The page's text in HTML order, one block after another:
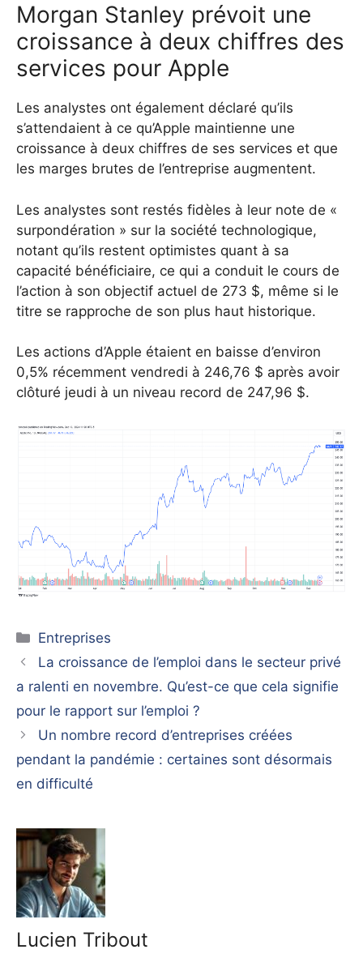
Morgan Stanley prévoit une
croissance à deux chiffres des
services pour Apple
Les analystes ont également déclaré qu’ils
s’attendaient à ce qu’Apple maintienne une
croissance à deux chiffres de ses services et que
les marges brutes de l’entreprise augmentent.
Les analystes sont restés fidèles à leur note de «
surpondération » sur la société technologique,
notant qu’ils restent optimistes quant à sa
capacité bénéficiaire, ce qui a conduit le cours de
l’action à son objectif actuel de 273 $, même si le
titre se rapproche de son plus haut historique.
Les actions d’Apple étaient en baisse d’environ
0,5% récemment vendredi à 246,76 $ après avoir
clôturé jeudi à un niveau record de 247,96 $.
Catégories
Entreprises
La croissance de l’emploi dans le secteur privé
a ralenti en novembre. Qu’est-ce que cela signifie
pour le rapport sur l’emploi ?
Un nombre record d’entreprises créées
pendant la pandémie : certaines sont désormais
en difficulté
Lucien Tribout